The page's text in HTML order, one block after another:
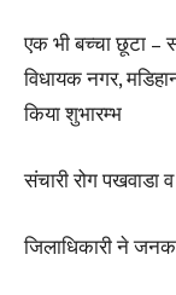
एक भी बच्चा छूटा –
विधायक नगर,
किया शुभारम्भ
संचारी रोग पखवाडा
जिलाधिकारी ने